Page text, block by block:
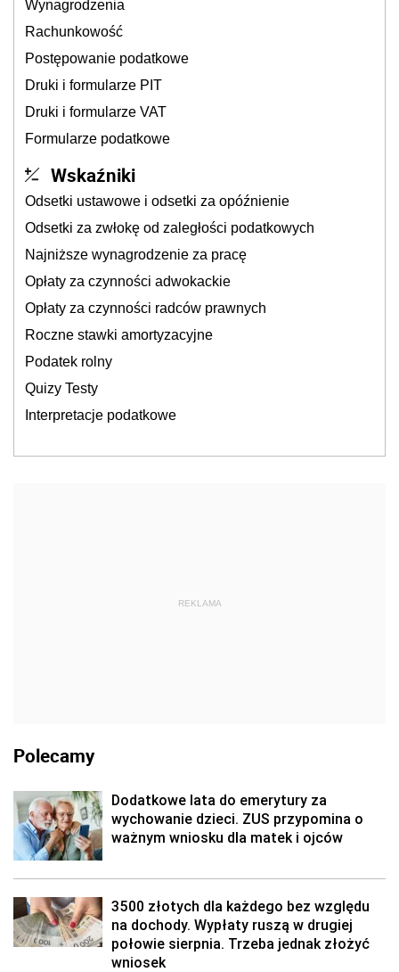
Wynagrodzenia
Rachunkowość
Postępowanie podatkowe
Druki i formularze PIT
Druki i formularze VAT
Formularze podatkowe
Wskaźniki
Odsetki ustawowe i odsetki za opóźnienie
Odsetki za zwłokę od zaległości podatkowych
Najniższe wynagrodzenie za pracę
Opłaty za czynności adwokackie
Opłaty za czynności radców prawnych
Roczne stawki amortyzacyjne
Podatek rolny
Quizy Testy
Interpretacje podatkowe
REKLAMA
Polecamy
Dodatkowe lata do emerytury za
wychowanie dzieci. ZUS przypomina o
ważnym wniosku dla matek i ojców
3500 złotych dla każdego bez względu
na dochody. Wypłaty ruszą w drugiej
połowie sierpnia. Trzeba jednak złożyć
wniosek